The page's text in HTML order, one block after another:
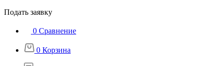
Подать заявку
0 Сравнение
0 Корзина